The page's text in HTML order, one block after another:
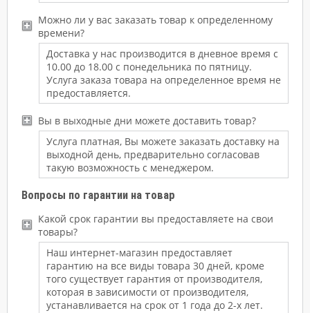
Можно ли у вас заказать товар к определенному
времени?
Доставка у нас производится в дневное время с
10.00 до 18.00 с понедельника по пятницу.
Услуга заказа товара на определенное время не
предоставляется.
Вы в выходные дни можете доставить товар?
Услуга платная, Вы можете заказать доставку на
выходной день, предварительно согласовав
такую возможность с менеджером.
Вопросы по гарантии на товар
Какой срок гарантии вы предоставляете на свои
товары?
Наш интернет-магазин предоставляет
гарантию на все виды товара 30 дней, кроме
того существует гарантия от производителя,
которая в зависимости от производителя,
устанавливается на срок от 1 года до 2-х лет.